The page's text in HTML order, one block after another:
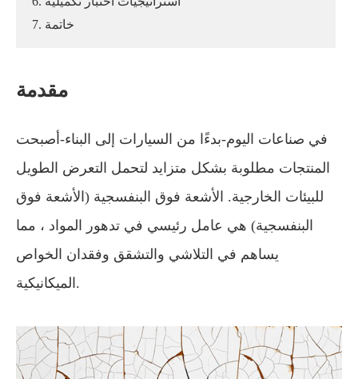
7. خاتمة
مقدمة
في صناعات اليوم-بدءًا من السيارات إلى البناء-أصبحت
المنتجات مطلوبة بشكل متزايد لتحمل التعرض الطويل
للبيئات الخارجية. الأشعة فوق البنفسجية (الأشعة فوق
البنفسجية) هي عامل رئيسي في تدهور المواد ، مما
يساهم في التلاشي والتشقق وفقدان الخواص
الميكانيكية.